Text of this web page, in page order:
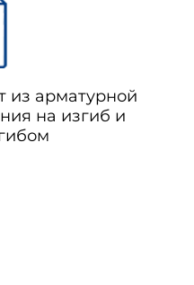
из арматурной
на изгиб и